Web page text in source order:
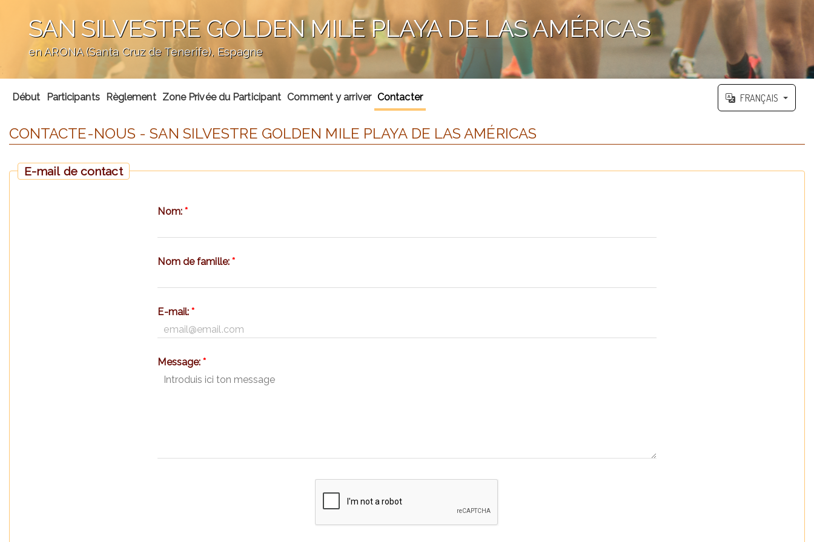
SAN SILVESTRE GOLDEN MILE PLAYA DE LAS AMÉRICAS
en ARONA (Santa Cruz de Tenerife), Espagne
';
Début Participants Règlement Zone Privée du Participant Comment y arriver Contacter FRANÇAIS
CONTACTE-NOUS - SAN SILVESTRE GOLDEN MILE PLAYA DE LAS AMÉRICAS
E-mail de contact
Nom: *
Nom de famille:*
E-mail:*
Message:*